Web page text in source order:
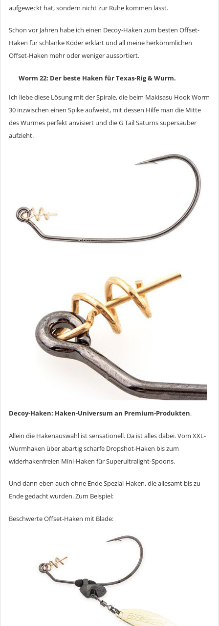
aufgeweckt hat, sondern nicht zur Ruhe kommen lässt.
Schon vor Jahren habe ich einen Decoy-Haken zum besten Offset-
Haken für schlanke Köder erklärt und all meine herkömmlichen
Offset-Haken mehr oder weniger aussortiert.
Worm 22: Der beste Haken für Texas-Rig & Wurm.
Ich liebe diese Lösung mit der Spirale, die beim Makisasu Hook Worm
30 inzwischen einen Spike aufweist, mit dessen Hilfe man die Mitte
des Wurmes perfekt anvisiert und die G Tail Saturns supersauber
aufzieht.
Decoy-Haken: Haken-Universum an Premium-Produkten.
Allein die Hakenauswahl ist sensationell. Da ist alles dabei. Vom XXL-
Wurmhaken über abartig scharfe Dropshot-Haken bis zum
widerhakenfreien Mini-Haken für Superultralight-Spoons.
Und dann eben auch ohne Ende Spezial-Haken, die allesamt bis zu
Ende gedacht wurden. Zum Beispiel:
Beschwerte Offset-Haken mit Blade: